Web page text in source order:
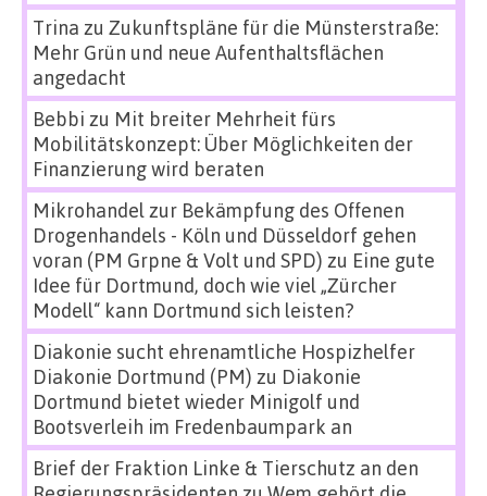
Trina zu Zukunftspläne für die Münsterstraße:
Mehr Grün und neue Aufenthaltsflächen
angedacht
Bebbi zu Mit breiter Mehrheit fürs
Mobilitätskonzept: Über Möglichkeiten der
Finanzierung wird beraten
Mikrohandel zur Bekämpfung des Offenen
Drogenhandels - Köln und Düsseldorf gehen
voran (PM Grpne & Volt und SPD) zu Eine gute
Idee für Dortmund, doch wie viel „Zürcher
Modell“ kann Dortmund sich leisten?
Diakonie sucht ehrenamtliche Hospizhelfer
Diakonie Dortmund (PM) zu Diakonie
Dortmund bietet wieder Minigolf und
Bootsverleih im Fredenbaumpark an
Brief der Fraktion Linke & Tierschutz an den